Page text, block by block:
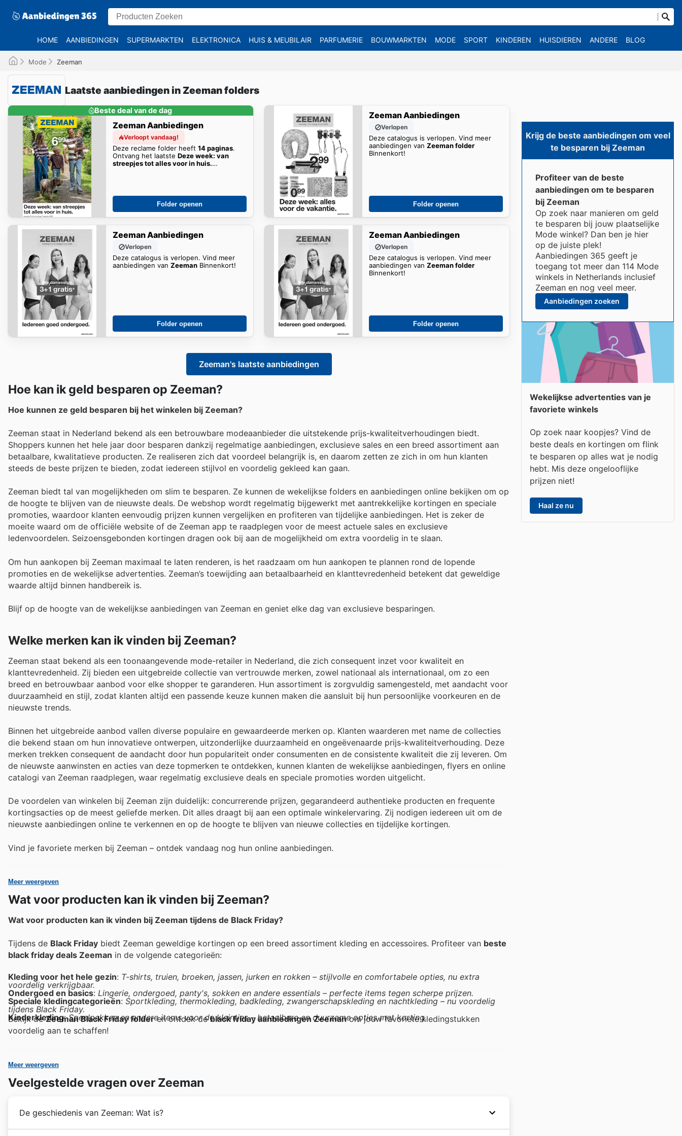
HOME AANBIEDINGEN SUPERMARKTEN ELEKTRONICA HUIS & MEUBILAIR PARFUMERIE BOUWMARKTEN MODE SPORT KINDEREN HUISDIEREN ANDERE BLOG
Mode Zeeman
Laatste aanbiedingen in Zeeman folders
Beste deal van de dag
Zeeman Aanbiedingen
Verloopt vandaag!
Deze reclame folder heeft 14 paginas.
Ontvang het laatste Deze week: van
streepjes tot alles voor in huis.
Folder openen
Zeeman Aanbiedingen
Verlopen
Deze catalogus is verlopen. Vind meer
aanbiedingen vanZeeman folder
Binnenkort!
Folder openen
Zeeman Aanbiedingen
Verlopen
Deze catalogus is verlopen. Vind meer
aanbiedingen van ZeemanBinnenkort!
Folder openen
Zeeman Aanbiedingen
Verlopen
Deze catalogus is verlopen. Vind meer
aanbiedingen vanZeeman folder
Binnenkort!
Folder openen
Zeeman's laatste aanbiedingen
Hoe kan ik geld besparen op Zeeman?
Hoe kunnen ze geld besparen bij het winkelen bij Zeeman?
Zeeman staat in Nederland bekend als een betrouwbare modeaanbieder die uitstekende prijs-kwaliteitverhoudingen biedt.
Shoppers kunnen het hele jaar door besparen dankzij regelmatige aanbiedingen, exclusieve sales en een breed assortiment aan
betaalbare, kwalitatieve producten. Ze realiseren zich dat voordeel belangrijk is, en daarom zetten ze zich in om hun klanten
steeds de beste prijzen te bieden, zodat iedereen stijlvol en voordelig gekleed kan gaan.
Zeeman biedt tal van mogelijkheden om slim te besparen. Ze kunnen de wekelijkse folders en aanbiedingen online bekijken om op
de hoogte te blijven van de nieuwste deals. De webshop wordt regelmatig bijgewerkt met aantrekkelijke kortingen en speciale
promoties, waardoor klanten eenvoudig prijzen kunnen vergelijken en profiteren van tijdelijke aanbiedingen. Het is zeker de
moeite waard om de officiële website of de Zeeman app te raadplegen voor de meest actuele sales en exclusieve
ledenvoordelen. Seizoensgebonden kortingen dragen ook bij aan de mogelijkheid om extra voordelig in te slaan.
Om hun aankopen bij Zeeman maximaal te laten renderen, is het raadzaam om hun aankopen te plannen rond de lopende
promoties en de wekelijkse advertenties. Zeeman’s toewijding aan betaalbaarheid en klanttevredenheid betekent dat geweldige
waarde altijd binnen handbereik is.
Blijf op de hoogte van de wekelijkse aanbiedingen van Zeeman en geniet elke dag van exclusieve besparingen.
Welke merken kan ik vinden bij Zeeman?
Zeeman staat bekend als een toonaangevende mode-retailer in Nederland, die zich consequent inzet voor kwaliteit en
klanttevredenheid. Zij bieden een uitgebreide collectie van vertrouwde merken, zowel nationaal als internationaal, om zo een
breed en betrouwbaar aanbod voor elke shopper te garanderen. Hun assortiment is zorgvuldig samengesteld, met aandacht voor
duurzaamheid en stijl, zodat klanten altijd een passende keuze kunnen maken die aansluit bij hun persoonlijke voorkeuren en de
nieuwste trends.
Binnen het uitgebreide aanbod vallen diverse populaire en gewaardeerde merken op. Klanten waarderen met name de collecties
die bekend staan om hun innovatieve ontwerpen, uitzonderlijke duurzaamheid en ongeëvenaarde prijs-kwaliteitverhouding. Deze
merken trekken consequent de aandacht door hun populariteit onder consumenten en de consistente kwaliteit die zij leveren. Om
de nieuwste aanwinsten en acties van deze topmerken te ontdekken, kunnen klanten de wekelijkse aanbiedingen, flyers en online
catalogi van Zeeman raadplegen, waar regelmatig exclusieve deals en speciale promoties worden uitgelicht.
De voordelen van winkelen bij Zeeman zijn duidelijk: concurrerende prijzen, gegarandeerd authentieke producten en frequente
kortingsacties op de meest geliefde merken. Dit alles draagt bij aan een optimale winkelervaring. Zij nodigen iedereen uit om de
nieuwste aanbiedingen online te verkennen en op de hoogte te blijven van nieuwe collecties en tijdelijke kortingen.
Vind je favoriete merken bij Zeeman – ontdek vandaag nog hun online aanbiedingen.
Meer weergeven
Wat voor producten kan ik vinden bij Zeeman?
Wat voor producten kan ik vinden bij Zeeman tijdens de Black Friday?
Tijdens de Black Friday biedt Zeeman geweldige kortingen op een breed assortiment kleding en accessoires. Profiteer van beste
black friday deals Zeeman in de volgende categorieën:
Kleding voor het hele gezin: T-shirts, truien, broeken, jassen, jurken en rokken – stijlvolle en comfortabele opties, nu extra
voordelig verkrijgbaar.
Ondergoed en basics: Lingerie, ondergoed, panty's, sokken en andere essentials – perfecte items tegen scherpe prijzen.
Speciale kledingcategorieën: Sportkleding, thermokleding, badkleding, zwangerschapskleding en nachtkleding – nu voordelig
tijdens Black Friday.
Kinderkleding:Speelpakken en andere items voor de kleintjes – betaalbare en duurzame opties met korting.
Bekijk deZeeman Black Friday folderen ontdek deblack friday aanbiedingen Zeemanom jouw favoriete kledingstukken
voordelig aan te schaffen!
Meer weergeven
Veelgestelde vragen over Zeeman
De geschiedenis van Zeeman: Wat is?
Krijg de beste aanbiedingen om veel
te besparen bij Zeeman
Profiteer van de beste
aanbiedingen om te besparen
bij Zeeman
Op zoek naar manieren om geld
te besparen bij jouw plaatselijke
Mode winkel? Dan ben je hier
op de juiste plek!
Aanbiedingen 365 geeft je
toegang tot meer dan 114 Mode
winkels in Netherlands inclusief
Zeeman en nog veel meer.
Aanbiedingen zoeken
Wekelijkse advertenties van je
favoriete winkels
Op zoek naar koopjes? Vind de
beste deals en kortingen om flink
te besparen op alles wat je nodig
hebt. Mis deze ongelooflijke
prijzen niet!
Haal ze nu